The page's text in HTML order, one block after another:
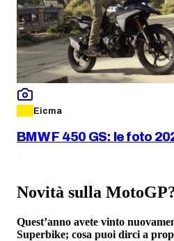
Eicma
BMW F 450 GS: le foto
Novità sulla
Quest’anno avete vinto
Superbike; cosa puoi dirci a